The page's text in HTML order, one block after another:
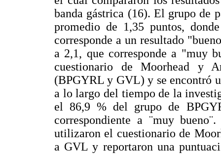
banda gástrica (16). El grupo de
promedio de 1,35 puntos,
corresponde a un resultado
a 2,1, que corresponde a "muy
cuestionario de Moorhead y
(BPGYRL y GVL) y se encontró
a lo largo del tiempo de la
el 86,9 % del grupo de
correspondiente a ¨muy
utilizaron el cuestionario de
a GVL y reportaron una